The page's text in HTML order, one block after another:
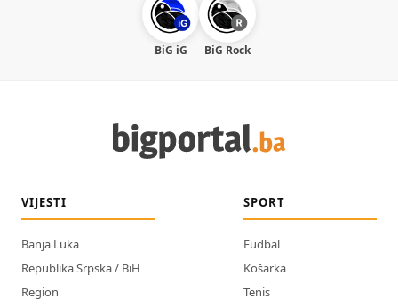
BiG iG BiG Rock
VIJESTI
Banja Luka
Republika Srpska / BiH
Region
SPORT
Fudbal
Košarka
Tenis